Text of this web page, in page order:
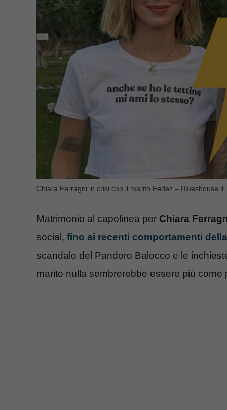
Chiara Ferragni in crisi con il marito Fedez – Blueshouse.it
Matrimonio al capolinea per Chiara
social, fino ai recenti comportamenti
scandalo del Pandoro Balocco e le
marito nulla sembrerebbe essere più come